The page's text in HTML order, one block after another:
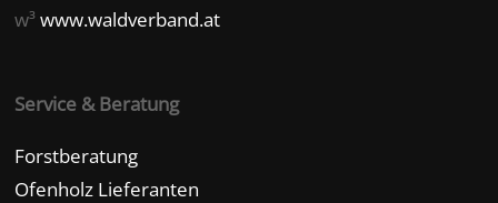
w³www.waldverband.at
Service & Beratung
Forstberatung
Ofenholz Lieferanten